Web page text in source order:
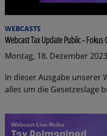
WEBCASTS
Webcast Tax Update Public -
Montag, 18. Dezember
In dieser Ausgabe unserer
alles um die Gesetzeslage